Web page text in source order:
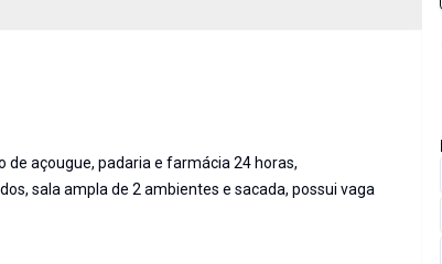
de açougue, padaria e farmácia 24 horas,
sala ampla de 2 ambientes e sacada, possui vaga